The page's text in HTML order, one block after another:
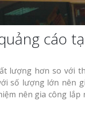
cáo
lượng hơn so với
số lượng lớn nên
nên gia công
Làm Bảng Hiệu Nhà
Thuốc Nghệ An
GPP
Hộp Đèn Siêu
Mỏng Nghệ An Thu